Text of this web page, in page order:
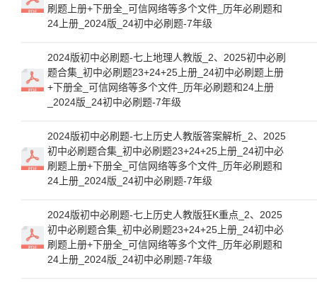
刷题上册+下册全_可信网络等多个文件_历年必刷题和
24上册_2024版_24初中必刷题-7年级
2024版初中必刷题-七上地理人教版_2、2025初中必刷
题合集_初中必刷题23+24+25上册_24初中必刷题上册
+下册全_可信网络等多个文件_历年必刷题和24上册
_2024版_24初中必刷题-7年级
2024版初中必刷题-七上历史人教版答案解析_2、2025
初中必刷题合集_初中必刷题23+24+25上册_24初中必
刷题上册+下册全_可信网络等多个文件_历年必刷题和
24上册_2024版_24初中必刷题-7年级
2024版初中必刷题-七上历史人教版狂K重点_2、2025
初中必刷题合集_初中必刷题23+24+25上册_24初中必
刷题上册+下册全_可信网络等多个文件_历年必刷题和
24上册_2024版_24初中必刷题-7年级